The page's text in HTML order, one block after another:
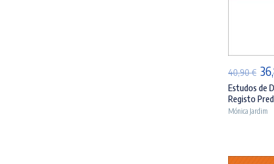
40,90€ O
Estudos de
Registo
Mónica Jardim